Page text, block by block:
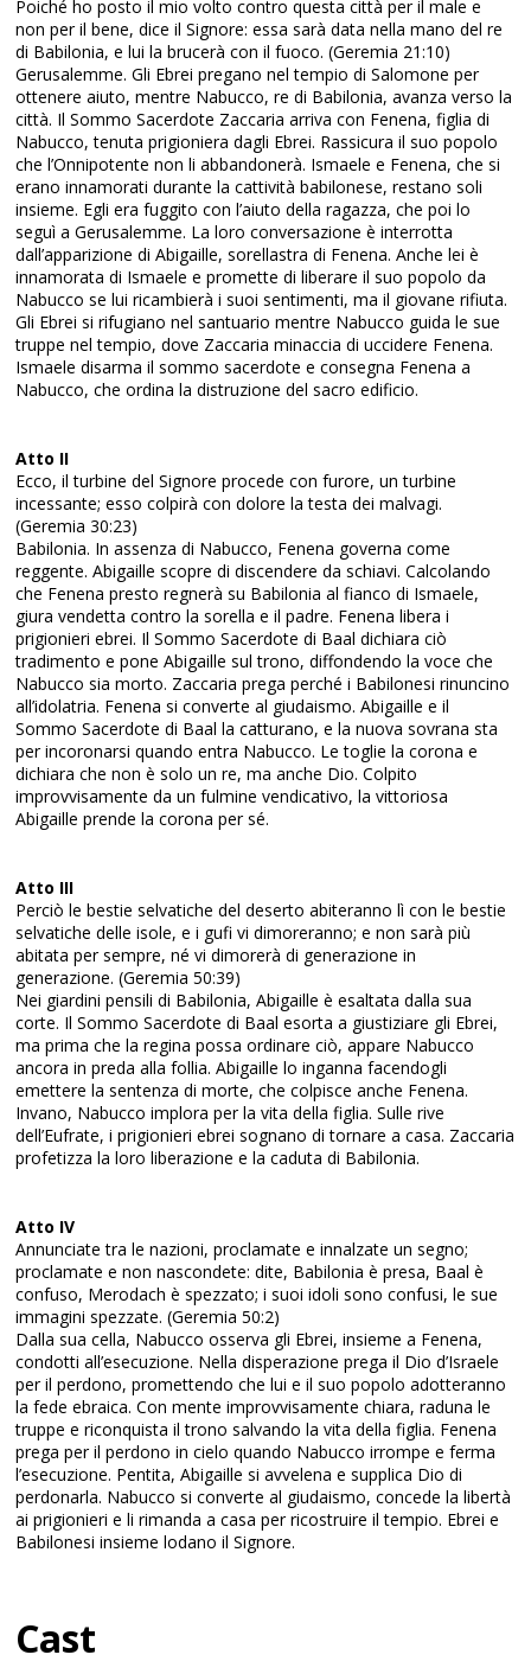
Poiché ho posto il mio volto contro questa città per il male e
non per il bene, dice il Signore: essa sarà data nella mano del re
di Babilonia, e lui la brucerà con il fuoco. (Geremia 21:10)
Gerusalemme. Gli Ebrei pregano nel tempio di Salomone per
ottenere aiuto, mentre Nabucco, re di Babilonia, avanza verso la
città. Il Sommo Sacerdote Zaccaria arriva con Fenena, figlia di
Nabucco, tenuta prigioniera dagli Ebrei. Rassicura il suo popolo
che l’Onnipotente non li abbandonerà. Ismaele e Fenena, che si
erano innamorati durante la cattività babilonese, restano soli
insieme. Egli era fuggito con l’aiuto della ragazza, che poi lo
seguì a Gerusalemme. La loro conversazione è interrotta
dall’apparizione di Abigaille, sorellastra di Fenena. Anche lei è
innamorata di Ismaele e promette di liberare il suo popolo da
Nabucco se lui ricambierà i suoi sentimenti, ma il giovane rifiuta.
Gli Ebrei si rifugiano nel santuario mentre Nabucco guida le sue
truppe nel tempio, dove Zaccaria minaccia di uccidere Fenena.
Ismaele disarma il sommo sacerdote e consegna Fenena a
Nabucco, che ordina la distruzione del sacro edificio.
Atto II
Ecco, il turbine del Signore procede con furore, un turbine
incessante; esso colpirà con dolore la testa dei malvagi.
(Geremia 30:23)
Babilonia. In assenza di Nabucco, Fenena governa come
reggente. Abigaille scopre di discendere da schiavi. Calcolando
che Fenena presto regnerà su Babilonia al fianco di Ismaele,
giura vendetta contro la sorella e il padre. Fenena libera i
prigionieri ebrei. Il Sommo Sacerdote di Baal dichiara ciò
tradimento e pone Abigaille sul trono, diffondendo la voce che
Nabucco sia morto. Zaccaria prega perché i Babilonesi rinuncino
all’idolatria. Fenena si converte al giudaismo. Abigaille e il
Sommo Sacerdote di Baal la catturano, e la nuova sovrana sta
per incoronarsi quando entra Nabucco. Le toglie la corona e
dichiara che non è solo un re, ma anche Dio. Colpito
improvvisamente da un fulmine vendicativo, la vittoriosa
Abigaille prende la corona per sé.
Atto III
Perciò le bestie selvatiche del deserto abiteranno lì con le bestie
selvatiche delle isole, e i gufi vi dimoreranno; e non sarà più
abitata per sempre, né vi dimorerà di generazione in
generazione. (Geremia 50:39)
Nei giardini pensili di Babilonia, Abigaille è esaltata dalla sua
corte. Il Sommo Sacerdote di Baal esorta a giustiziare gli Ebrei,
ma prima che la regina possa ordinare ciò, appare Nabucco
ancora in preda alla follia. Abigaille lo inganna facendogli
emettere la sentenza di morte, che colpisce anche Fenena.
Invano, Nabucco implora per la vita della figlia. Sulle rive
dell’Eufrate, i prigionieri ebrei sognano di tornare a casa. Zaccaria
profetizza la loro liberazione e la caduta di Babilonia.
Atto IV
Annunciate tra le nazioni, proclamate e innalzate un segno;
proclamate e non nascondete: dite, Babilonia è presa, Baal è
confuso, Merodach è spezzato; i suoi idoli sono confusi, le sue
immagini spezzate. (Geremia 50:2)
Dalla sua cella, Nabucco osserva gli Ebrei, insieme a Fenena,
condotti all’esecuzione. Nella disperazione prega il Dio d’Israele
per il perdono, promettendo che lui e il suo popolo adotteranno
la fede ebraica. Con mente improvvisamente chiara, raduna le
truppe e riconquista il trono salvando la vita della figlia. Fenena
prega per il perdono in cielo quando Nabucco irrompe e ferma
l’esecuzione. Pentita, Abigaille si avvelena e supplica Dio di
perdonarla. Nabucco si converte al giudaismo, concede la libertà
ai prigionieri e li rimanda a casa per ricostruire il tempio. Ebrei e
Babilonesi insieme lodano il Signore.
Cast